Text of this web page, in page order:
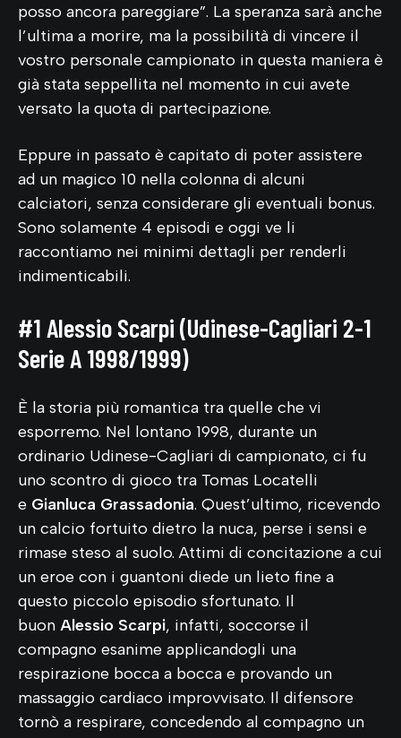
posso ancora pareggiare”. La speranza sarà anche
l’ultima a morire, ma la possibilità di vincere il
vostro personale campionato in questa maniera è
già stata seppellita nel momento in cui avete
versato la quota di partecipazione.
Eppure in passato è capitato di poter assistere
ad un magico 10 nella colonna di alcuni
calciatori, senza considerare gli eventuali bonus.
Sono solamente 4 episodi e oggi ve li
raccontiamo nei minimi dettagli per renderli
indimenticabili.
#1 Alessio Scarpi (Udinese-Cagliari 2-1
Serie A 1998/1999)
È la storia più romantica tra quelle che vi
esporremo. Nel lontano 1998, durante un
ordinario Udinese-Cagliari di campionato, ci fu
uno scontro di gioco tra Tomas Locatelli
e Gianluca Grassadonia. Quest’ultimo, ricevendo
un calcio fortuito dietro la nuca, perse i sensi e
rimase steso al suolo. Attimi di concitazione a cui
un eroe con i guantoni diede un lieto fine a
questo piccolo episodio sfortunato. Il
buon Alessio Scarpi, infatti, soccorse il
compagno esanime applicandogli una
respirazione bocca a bocca e provando un
massaggio cardiaco improvvisato. Il difensore
tornò a respirare, concedendo al compagno un